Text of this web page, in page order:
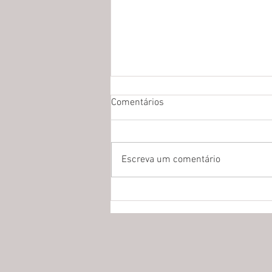
Comentários
Escreva um comentário